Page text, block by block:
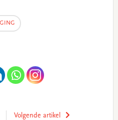
Volgende artikel